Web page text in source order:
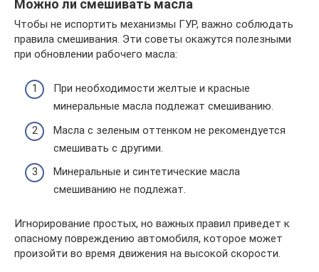
Можно ли смешивать масла
Чтобы не испортить механизмы ГУР, важно соблюдать
правила смешивания. Эти советы окажутся полезными
при обновлении рабочего масла:
При необходимости желтые и красные
минеральные масла подлежат смешиванию.
Масла с зеленым оттенком не рекомендуется
смешивать с другими.
Минеральные и синтетические масла
смешиванию не подлежат.
Игнорирование простых, но важных правил приведет к
опасному повреждению автомобиля, которое может
произойти во время движения на высокой скорости.